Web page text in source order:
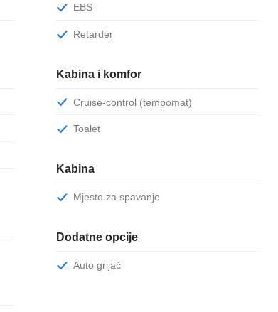
EBS
Retarder
Kabina i komfor
Cruise-control (tempomat)
Toalet
Kabina
Mjesto za spavanje
Dodatne opcije
Auto grijač